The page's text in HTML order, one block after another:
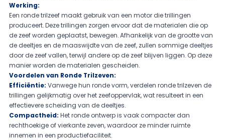
Werking:
Een ronde trilzeef maakt gebruik van een motor die trillingen
produceert. Deze trillingen zorgen ervoor dat de materialen die op
de zeef worden geplaatst, bewegen. Afhankelijk van de grootte van
de deeltjes en de maaswijdte van de zeef, zullen sommige deeltjes
door de zeef vallen, terwijl andere op de zeef blijven liggen. Op deze
manier worden de materialen gescheiden.
Voordelen van Ronde Trilzeven:
Efficiëntie: Vanwege hun ronde vorm, verdelen ronde trilzeven de
trillingen gelijkmatig over het zeefoppervlak, wat resulteert in een
effectievere scheiding van de deeltjes.
Compactheid: Het ronde ontwerp is vaak compacter dan
rechthoekige of vierkante zeven, waardoor ze minder ruimte
innemen in een productiefaciliteit.